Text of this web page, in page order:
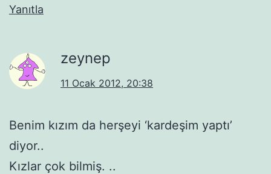
Yanıtla
zeynep
11 Ocak 2012, 20:38
Benim kızım da herşeyi ‘kardeşim yaptı’
diyor..
Kızlar çok bilmiş. ..